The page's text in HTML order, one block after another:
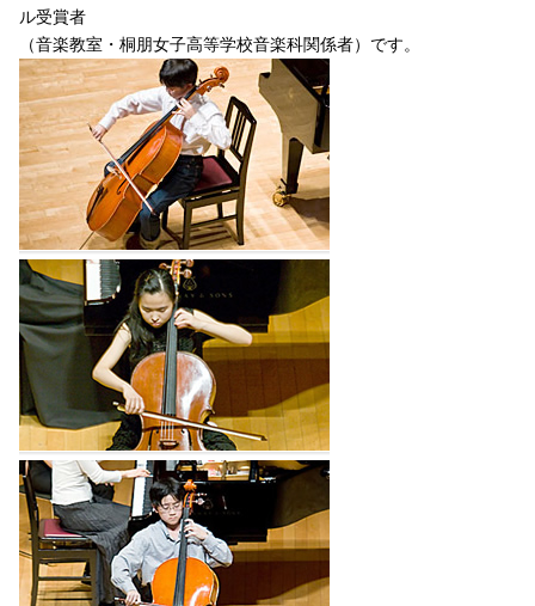
ル受賞者
（音楽教室・桐朋女子高等学校音楽科関係者）です。